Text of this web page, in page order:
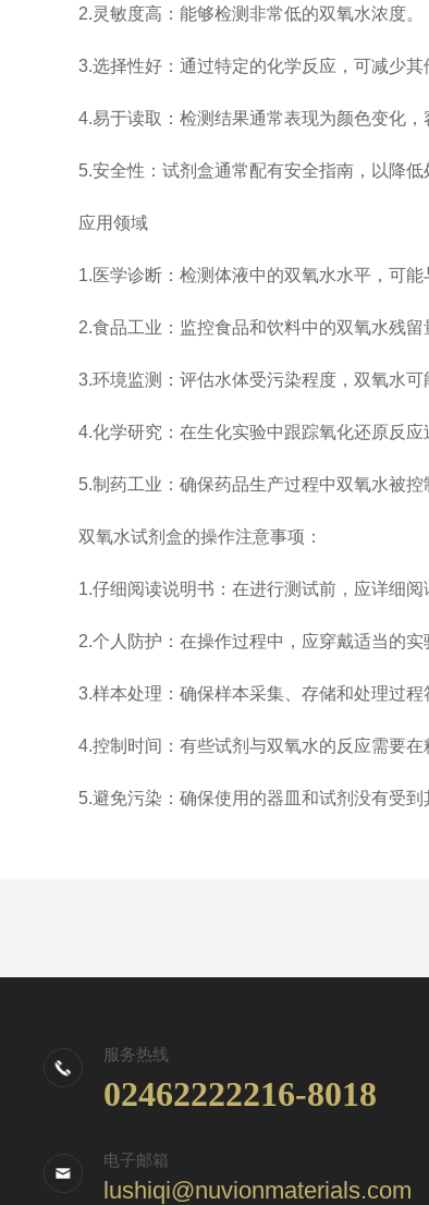
2.灵敏度高：能够检测非常低的双氧水浓度。
3.选择性好：通过特定的化学反应，可减少其
4.易于读取：检测结果通常表现为颜色变化，
5.安全性：试剂盒通常配有安全指南，以降低
应用领域
1.医学诊断：检测体液中的双氧水水平，可能
2.食品工业：监控食品和饮料中的双氧水残留
3.环境监测：评估水体受污染程度，双氧水可
4.化学研究：在生化实验中跟踪氧化还原反应
5.制药工业：确保药品生产过程中双氧水被控
双氧水试剂盒的操作注意事项：
1.仔细阅读说明书：在进行测试前，应详细阅
2.个人防护：在操作过程中，应穿戴适当的实
3.样本处理：确保样本采集、存储和处理过程
4.控制时间：有些试剂与双氧水的反应需要在
5.避免污染：确保使用的器皿和试剂没有受到
服务热线
02462222216-8018
电子邮箱
lushiqi@nuvionmaterials.com